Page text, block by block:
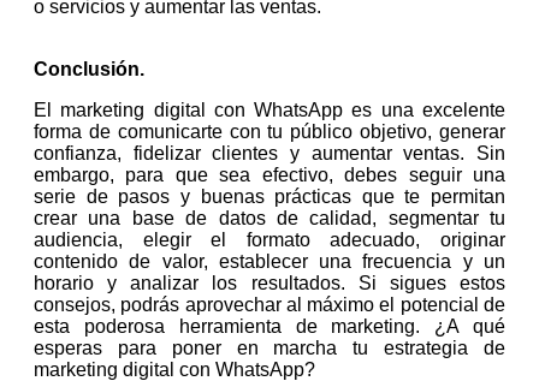
o servicios y aumentar las ventas.
Conclusión.
El marketing digital con WhatsApp es una excelente
forma de comunicarte con tu público objetivo, generar
confianza, fidelizar clientes y aumentar ventas. Sin
embargo, para que sea efectivo, debes seguir una
serie de pasos y buenas prácticas que te permitan
crear una base de datos de calidad, segmentar tu
audiencia, elegir el formato adecuado, originar
contenido de valor, establecer una frecuencia y un
horario y analizar los resultados. Si sigues estos
consejos, podrás aprovechar al máximo el potencial de
esta poderosa herramienta de marketing. ¿A qué
esperas para poner en marcha tu estrategia de
marketing digital con WhatsApp?